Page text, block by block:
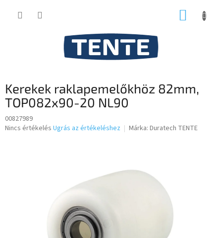
KOSÁR
Kerekek raklapemelőkhöz 82mm,
TOP082x90-20 NL90
00827989
A
Nincs értékelés Ugrás az értékeléshez Márka: Duratech TENTE